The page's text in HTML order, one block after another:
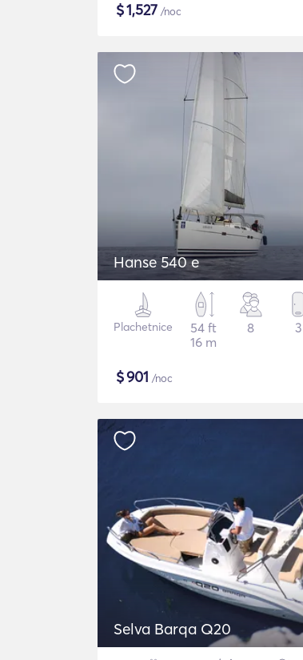
$1,527 /noc
Hanse 540 e
Plachetnice
54 ft
16 m
8 3
$901 /noc
Selva Barqa Q20